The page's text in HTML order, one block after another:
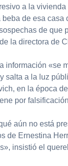
a la vivienda
de esa casa
de que
la directora de
información «se
salta a la luz
en la época
por
aún no está
de Ernestina
insistió el